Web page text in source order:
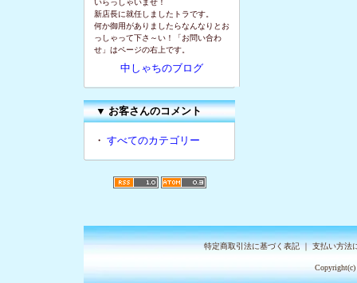
いらっしゃいませ！
新店長に就任しましたトラです。
何か御用がありましたらなんなりとお
っしゃって下さ～い！「お問い合わ
せ」はページの右上です。
中しゃちのブログ
▼お客さんのコメント
・ すべてのカテゴリー
特定商取引法に基づく表記｜支払い方法